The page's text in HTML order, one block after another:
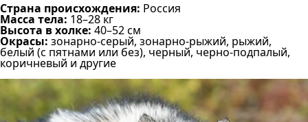
Страна происхождения: Россия
Масса тела: 18–28 кг
Высота в холке: 40–52 см
Окрасы: зонарно-серый, зонарно-рыжий, рыжий,
белый (с пятнами или без), черный, черно-подпалый,
коричневый и другие